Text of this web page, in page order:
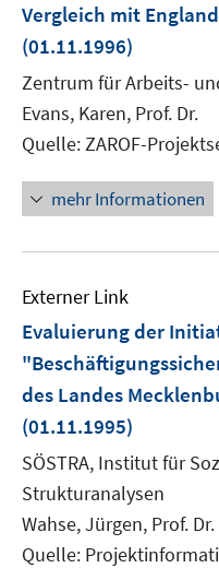
Vergleich mit
(01.11.1996)
Zentrum für Arbeits-
Evans, Karen, Prof. Dr.
Quelle: ZAROF-
mehr Informationen
Externer Link
Evaluierung der
des Landes
(01.11.1995)
SÖSTRA, Institut für
Strukturanalysen
Wahse, Jürgen, Prof. Dr.
Quelle: